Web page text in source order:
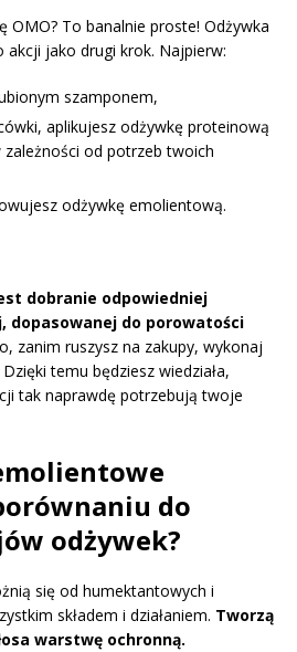
OMO? To banalnie proste! Odżywka
jako drugi krok. Najpierw:
szamponem,
aplikujesz odżywkę proteinową
od potrzeb twoich
odżywkę emolientową.
dobranie odpowiedniej
dopasowanej do porowatości
zanim ruszysz na zakupy, wykonaj
temu będziesz wiedziała,
tak naprawdę potrzebują twoje
do
odżywek?
się od humektantowych i
składem i działaniem. Tworzą
warstwę ochronną.